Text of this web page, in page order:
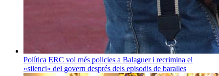
Política ERC vol més policies a Balaguer i recrimina el
«silenci» del govern després dels episodis de baralles